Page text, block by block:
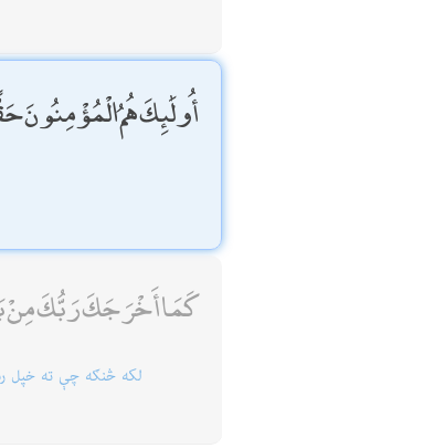
أُولَٰئِكَ هُمُ الْمُؤْمِنُونَ
كَمَا أَخْرَجَكَ رَبُّكَ مِنْ
لكه څنګه چې ته خپل